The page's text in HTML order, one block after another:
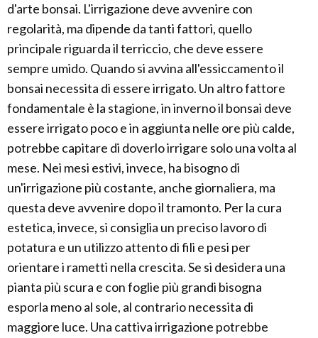
d'arte bonsai. L'irrigazione deve avvenire con
regolarità, ma dipende da tanti fattori, quello
principale riguarda il terriccio, che deve essere
sempre umido. Quando si avvina all'essiccamento il
bonsai necessita di essere irrigato. Un altro fattore
fondamentale è la stagione, in inverno il bonsai deve
essere irrigato poco e in aggiunta nelle ore più calde,
potrebbe capitare di doverlo irrigare solo una volta al
mese. Nei mesi estivi, invece, ha bisogno di
un'irrigazione più costante, anche giornaliera, ma
questa deve avvenire dopo il tramonto. Per la cura
estetica, invece, si consiglia un preciso lavoro di
potatura e un utilizzo attento di fili e pesi per
orientare i rametti nella crescita. Se si desidera una
pianta più scura e con foglie più grandi bisogna
esporla meno al sole, al contrario necessita di
maggiore luce. Una cattiva irrigazione potrebbe